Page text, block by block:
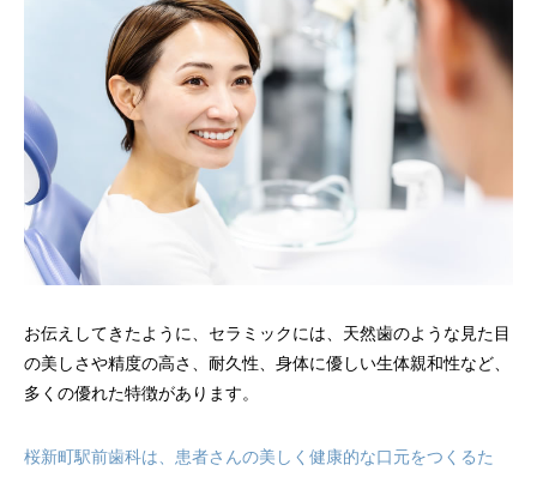
お伝えしてきたように、セラミックには、天然歯のような見た目
の美しさや精度の高さ、耐久性、身体に優しい生体親和性など、
多くの優れた特徴があります。
桜新町駅前歯科は、患者さんの美しく健康的な口元をつくるた